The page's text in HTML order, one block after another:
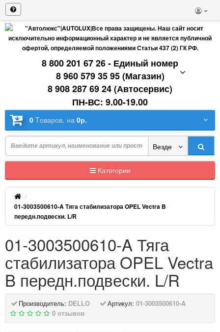
8 800 201 67 26 - Единый номер
8 960 579 35 95 (Магазин)
8 908 287 69 24 (Автосервис)
ПН-ВС: 9.00-19.00
0 Tоваров, на 0р.
Везде
Категории
01-3003500610-A Тяга стабилизатора OPEL Vectra B
передн.подвески. L/R
01-3003500610-A Тяга
стабилизатора OPEL Vectra
B передн.подвески. L/R
Производитель: DELLO Артикул: 01-3003500610-A
0 отзывов